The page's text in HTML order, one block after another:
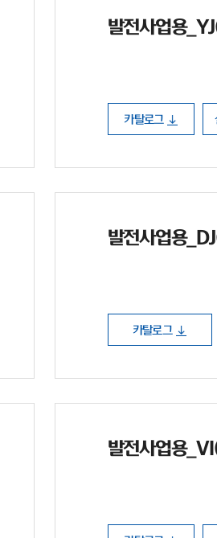
발전사업용
카탈로그
발전사업용
카탈로그
발전사업용